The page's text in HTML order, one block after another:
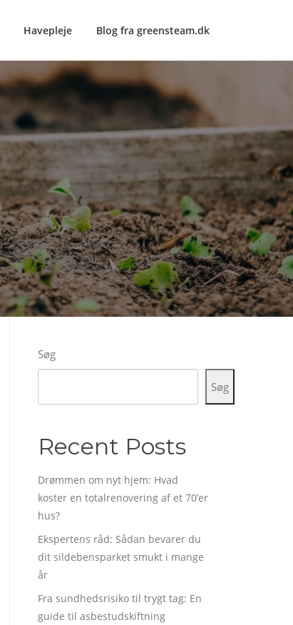
Havepleje Blog fra greensteam.dk
Søg
Søg
Recent Posts
Drømmen om nyt hjem: Hvad
koster en totalrenovering af et 70’er
hus?
Ekspertens råd: Sådan bevarer du
dit sildebensparket smukt i mange
år
Fra sundhedsrisiko til trygt tag: En
guide til asbestudskiftning